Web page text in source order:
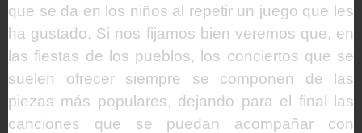
que se da en los niños al repetir un juego que les
ha gustado. Si nos fijamos bien veremos que, en
las fiestas de los pueblos, los conciertos que se
suelen ofrecer siempre se componen de las
piezas más populares, dejando para el final las
canciones que se puedan acompañar con